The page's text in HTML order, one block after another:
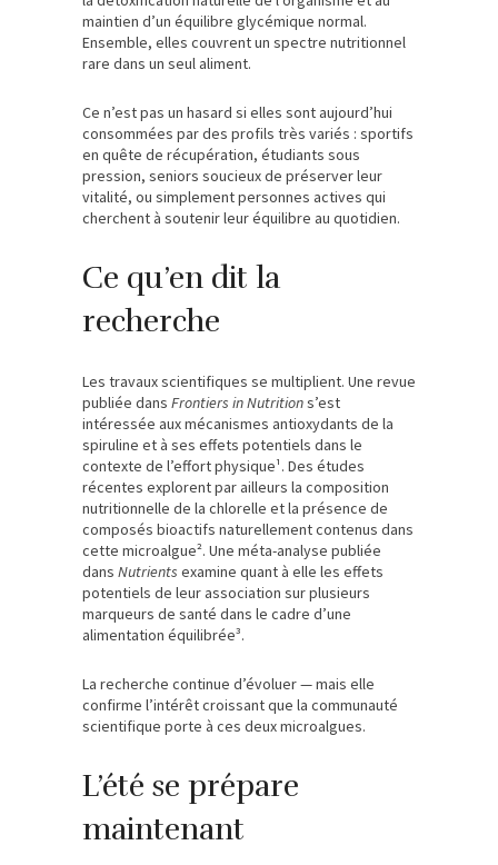
maintien d’un équilibre glycémique normal.
Ensemble, elles couvrent un spectre nutritionnel
rare dans un seul aliment.
Ce n’est pas un hasard si elles sont aujourd’hui
consommées par des profils très variés : sportifs
en quête de récupération, étudiants sous
pression, seniors soucieux de préserver leur
vitalité, ou simplement personnes actives qui
cherchent à soutenir leur équilibre au quotidien.
Ce qu’en dit la
recherche
Les travaux scientifiques se multiplient. Une revue
publiée dans Frontiers in Nutritions’est
intéressée aux mécanismes antioxydants de la
spiruline et à ses effets potentiels dans le
contexte de l’effort physique¹. Des études
récentes explorent par ailleurs la composition
nutritionnelle de la chlorelle et la présence de
composés bioactifs naturellement contenus dans
cette microalgue². Une méta-analyse publiée
dans Nutrients examine quant à elle les effets
potentiels de leur association sur plusieurs
marqueurs de santé dans le cadre d’une
alimentation équilibrée³.
La recherche continue d’évoluer — mais elle
confirme l’intérêt croissant que la communauté
scientifique porte à ces deux microalgues.
L’été se prépare
maintenant